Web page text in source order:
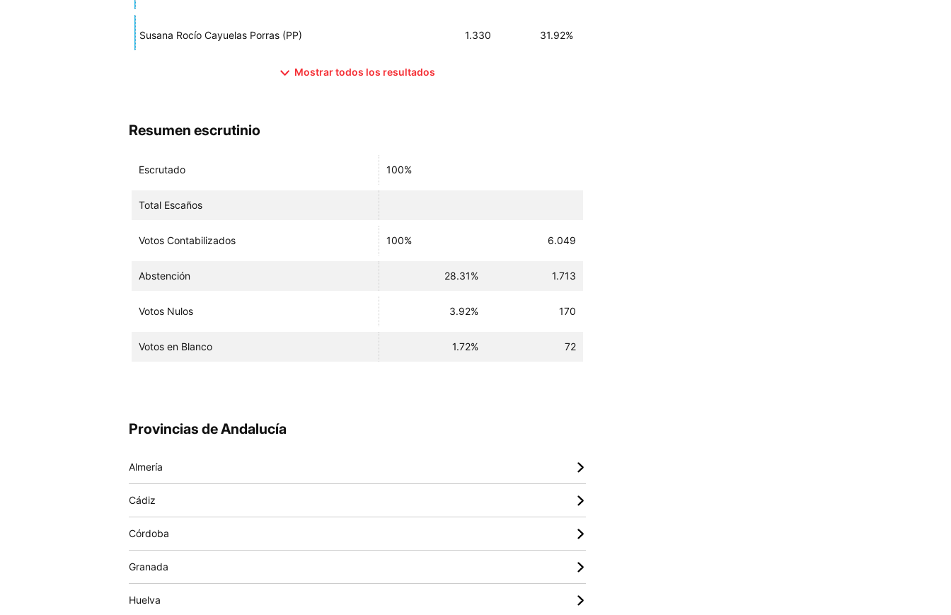
Susana Rocío Cayuelas Porras (PP) 1.330 31.92%
Mostrar todos los resultados
Resumen escrutinio
Escrutado 100%
Total Escaños
Votos Contabilizados 100% 6.049
Abstención 28.31% 1.713
Votos Nulos 3.92% 170
Votos en Blanco 1.72% 72
Provincias de Andalucía
Almería
Cádiz
Córdoba
Granada
Huelva